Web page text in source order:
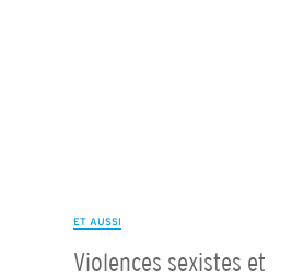
ET AUSSI
Violences sexistes et